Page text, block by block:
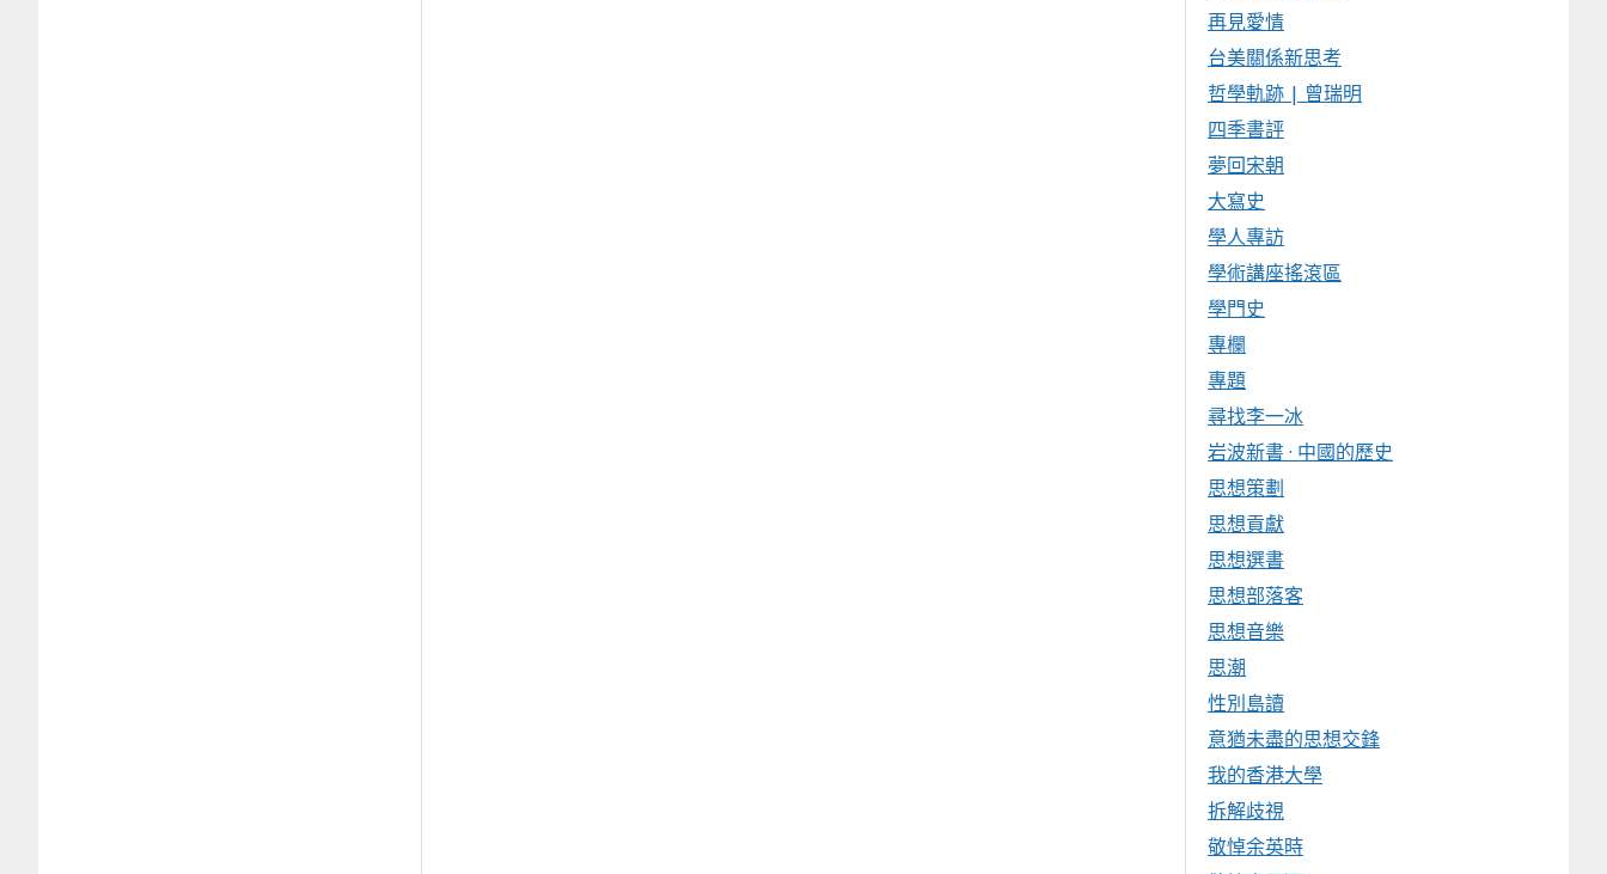
再見愛情
台美關係新思考
哲學軌跡 | 曾瑞明
四季書評
夢回宋朝
大寫史
學人專訪
學術講座搖滾區
學門史
專欄
專題
尋找李一冰
岩波新書 · 中國的歷史
思想策劃
思想貢獻
思想選書
思想部落客
思想音樂
思潮
性別島讀
意猶未盡的思想交鋒
我的香港大學
拆解歧視
敬悼余英時